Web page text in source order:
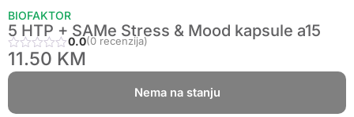
BIOFAKTOR
5 HTP + SAMe Stress & Mood kapsule a15
0.0(0 recenzija)
11.50 KM
Nema na stanju